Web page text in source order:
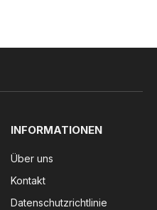
INFORMATIONEN
Über uns
Kontakt
Datenschutzrichtlinie